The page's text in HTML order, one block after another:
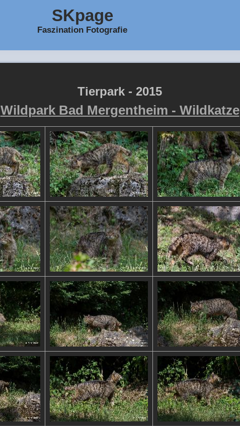
SKpage
Faszination Fotografie
Tierpark - 2015
Wildpark Bad Mergentheim - Wildkatze